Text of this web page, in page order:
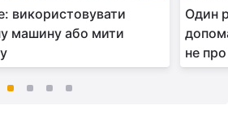
використовувати
машину або мити
Один
не